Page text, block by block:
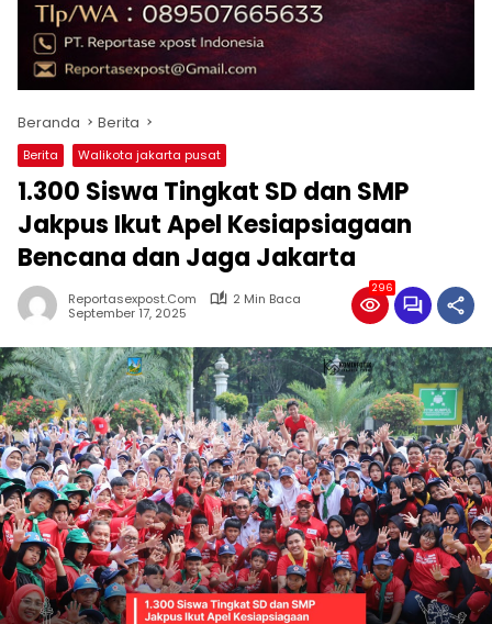
Beranda Berita
Berita Walikota jakarta pusat
1.300 Siswa Tingkat SD dan SMP
Jakpus Ikut Apel Kesiapsiagaan
Bencana dan Jaga Jakarta
Reportasexpost.com
2 Min Baca
September 17, 2025
296